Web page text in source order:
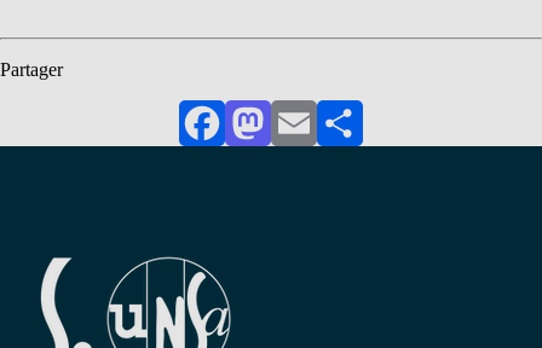
Partager
FacebookMastodon
EmailPartager